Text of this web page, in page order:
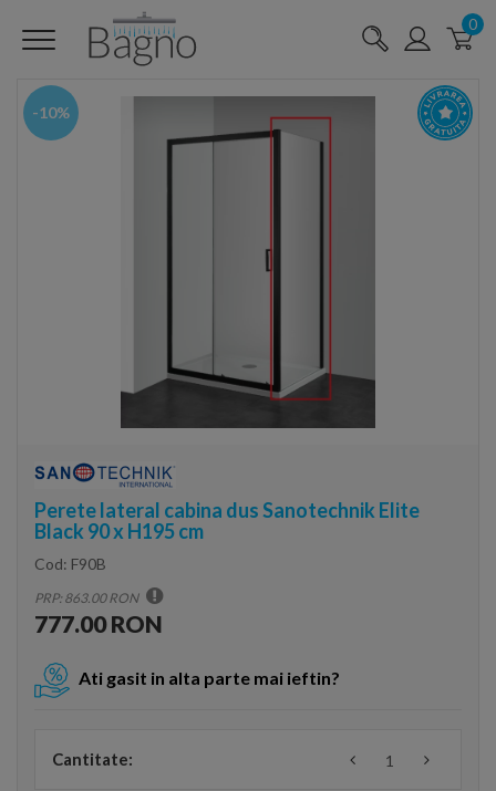
0
-10%
Perete lateral cabina dus Sanotechnik Elite
Black 90 x H195 cm
Cod: F90B
PRP: 863.00 RON
777.00 RON
Ati gasit in alta parte mai ieftin?
Cantitate: